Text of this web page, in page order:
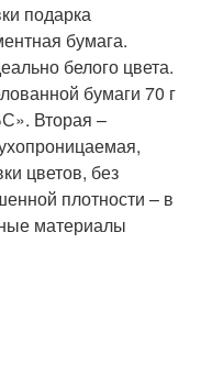
подарка
бумага.
белого цвета.
бумаги 70 г
Вторая –
цветов, без
плотности – в
материалы